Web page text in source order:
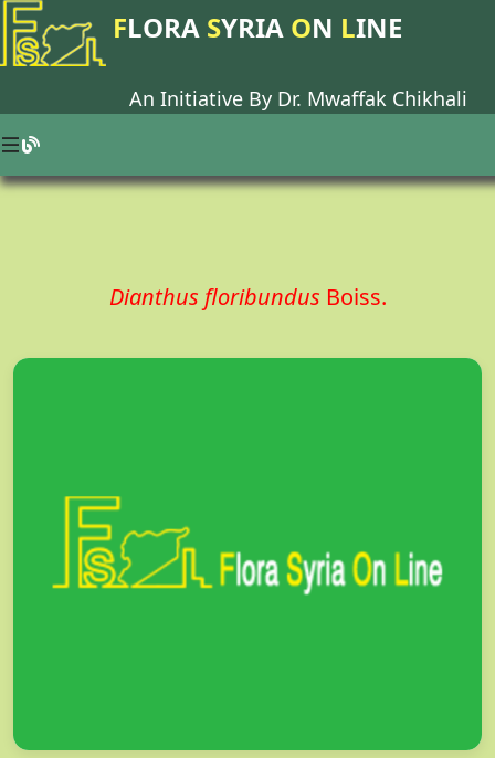
FLORA SYRIA ON LINE
An Initiative By Dr. Mwaffak Chikhali
Dianthus floribundus Boiss.